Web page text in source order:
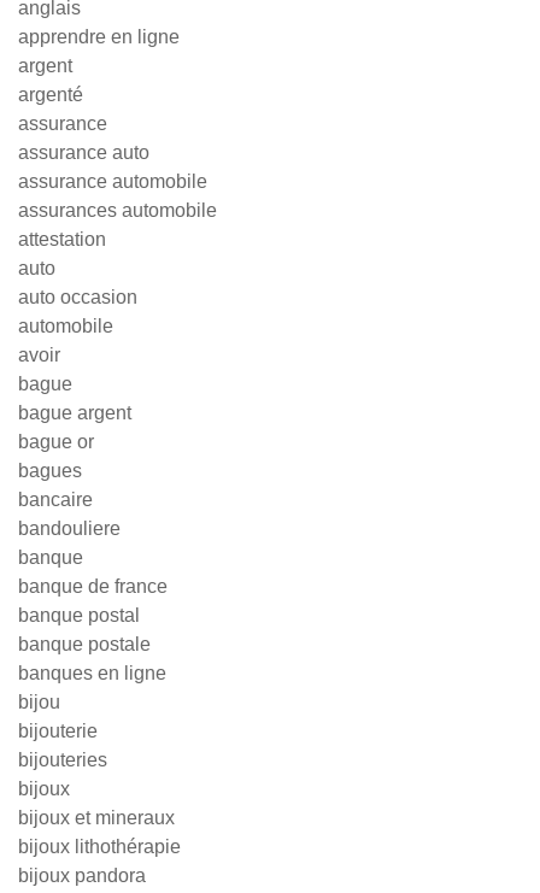
anglais
apprendre en ligne
argent
argenté
assurance
assurance auto
assurance automobile
assurances automobile
attestation
auto
auto occasion
automobile
avoir
bague
bague argent
bague or
bagues
bancaire
bandouliere
banque
banque de france
banque postal
banque postale
banques en ligne
bijou
bijouterie
bijouteries
bijoux
bijoux et mineraux
bijoux lithothérapie
bijoux pandora